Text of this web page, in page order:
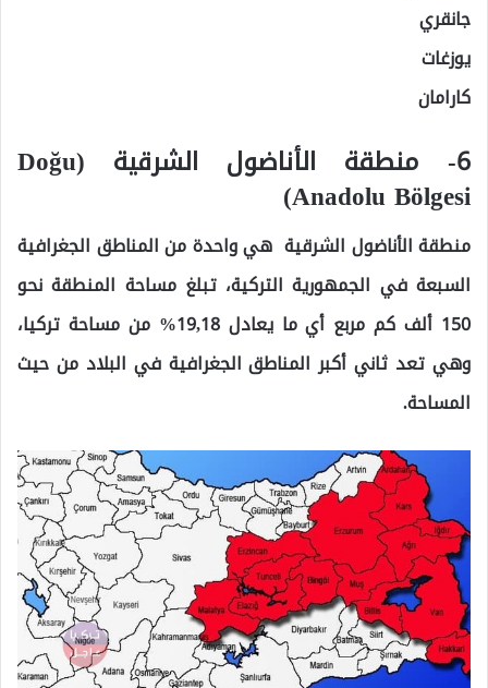
جانقري
يوزغات
كارامان
6- منطقة الأناضول الشرقية (Doğu
Anadolu Bölgesi)
منطقة الأناضول الشرقية ‏ هي واحدة من المناطق الجغرافية
السبعة في الجمهورية التركية، تبلغ مساحة المنطقة نحو
150 ألف كم مربع أي ما يعادل 19,18% من مساحة تركيا،
وهي تعد ثاني أكبر المناطق الجغرافية في البلاد من حيث
المساحة.